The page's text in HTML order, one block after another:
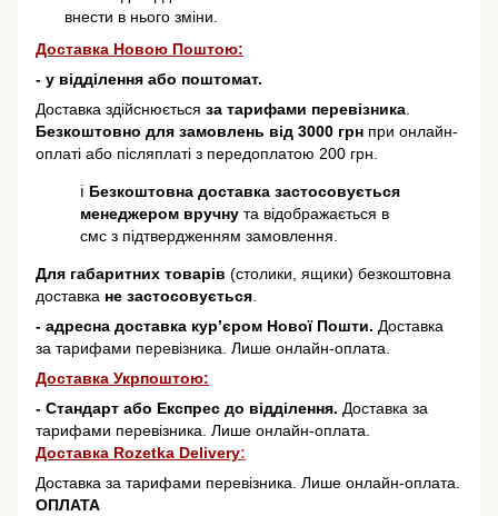
внести в нього зміни.
Доставка Новою Поштою:
- у відділення або поштомат.
Доставка здійснюється за тарифами перевізника
Безкоштовно для замовлень від 3000 грн при онлайн-
оплаті або післяплаті з передоплатою 200 грн.
ℹ️ Безкоштовна доставка застосовується
менеджером вручну та відображається в
смс з підтвердженням замовлення.
Для габаритних товарів (столики, ящики) безкоштовна
доставка не застосовується
- адресна доставка кур’єром Нової Пошти. Доставка
за тарифами перевізника. Лише онлайн-оплата.
Доставка Укрпоштою:
- Стандарт або Експрес до відділення. Доставка за
тарифами перевізника. Лише онлайн-оплата.
Доставка Rozetka Delivery:
Доставка за тарифами перевізника. Лише онлайн-оплата.
ОПЛАТА